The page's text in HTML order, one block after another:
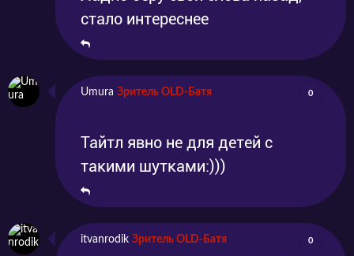
стало интереснее
Umura Зритель OLD-Батя 0
Тайтл явно не для детей с
такими шутками:)))
itvanrodik Зритель OLD-Батя 0